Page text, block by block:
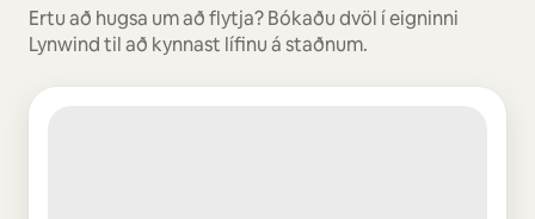
Ertu að hugsa um að flytja? Bókaðu dvöl í eigninni
Lynwind til að kynnast lífinu á staðnum.